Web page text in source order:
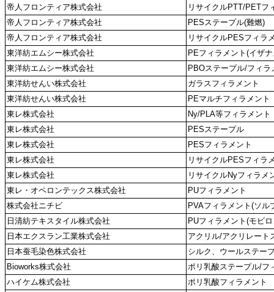
帝人フロンティア株式会社
リサイクルPTT/PETフ
帝人フロンティア株式会社
PESステープル(難燃)
帝人フロンティア株式会社
リサイクルPESフィラ
東洋紡エムシー株式会社
PEフィラメント(イザ
東洋紡エムシー株式会社
PBOステープル/フィラ
東洋紡せんい株式会社
ガラスフィラメント
東洋紡せんい株式会社
PEマルチフィラメント
東レ株式会社
Ny/PLA等フィラメント
東レ株式会社
PESステープル
東レ株式会社
PESフィラメント
東レ株式会社
リサイクルPESフィラ
東レ株式会社
リサイクルNyフィラメ
東レ・オペロンテックス株式会社
PUフィラメント
株式会社ニチビ
PVAフィラメント(ソル
日清紡テキスタイル株式会社
PUフィラメント(モビ
日本エクスラン工業株式会社
アクリル/アクリレート
日本蚕毛染色株式会社
シルク、ウールステー
Bioworks株式会社
ポリ乳酸ステープル/フ
ハイケム株式会社
ポリ乳酸フィラメント